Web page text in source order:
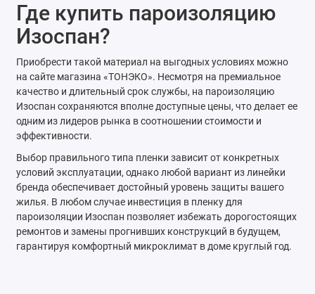
Где купить пароизоляцию
Изоспан?
Приобрести такой материал на выгодных условиях можно
на сайте магазина «ТОНЭКО». Несмотря на премиальное
качество и длительный срок службы, на пароизоляцию
Изоспан сохраняются вполне доступные цены, что делает ее
одним из лидеров рынка в соотношении стоимости и
эффективности.
Выбор правильного типа пленки зависит от конкретных
условий эксплуатации, однако любой вариант из линейки
бренда обеспечивает достойный уровень защиты вашего
жилья. В любом случае инвестиция в пленку для
пароизоляции Изоспан позволяет избежать дорогостоящих
ремонтов и замены прогнивших конструкций в будущем,
гарантируя комфортный микроклимат в доме круглый год.